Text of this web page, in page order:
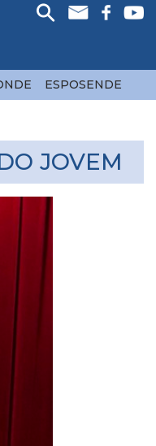
ESPOSENDE
JOVEM